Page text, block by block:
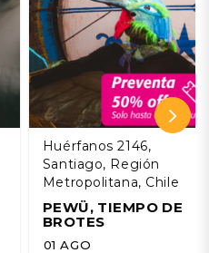
Huérfanos 2146,
Santiago, Región
Metropolitana, Chile
PEWÜ, TIEMPO DE
BROTES
01 AGO